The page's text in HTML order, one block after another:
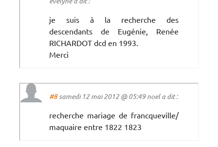
je suis à la recherche des
descendants de Eugénie, Renée
RICHARDOT dcd en 1993.
Merci
#8samedi 12 mai 2012 @ 05:49 noel a dit :
recherche mariage de francqueville/
maquaire entre 1822 1823